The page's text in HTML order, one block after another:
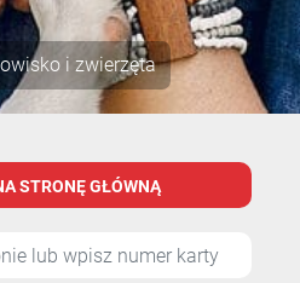
i zwierzęta
STRONĘ GŁÓWNĄ